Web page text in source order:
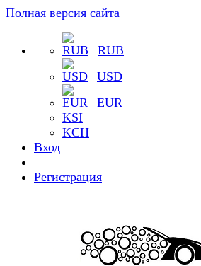
Полная версия сайта
RUB
USD
EUR
KSI
KCH
Вход
Регистрация